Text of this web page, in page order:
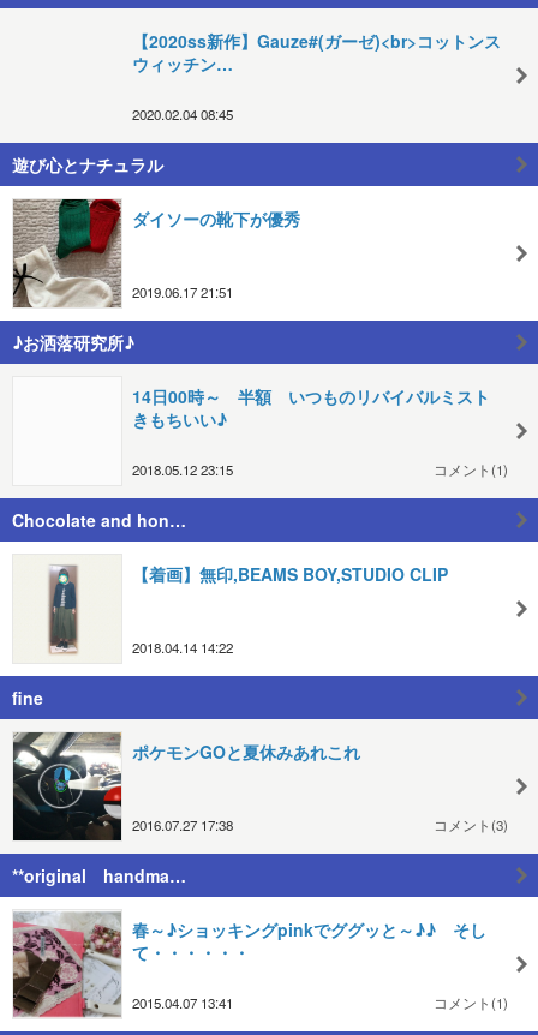
【2020ss新作】Gauze#(ガーゼ)<br>コットンス
ウィッチン…
2020.02.04 08:45
遊び心とナチュラル
ダイソーの靴下が優秀
2019.06.17 21:51
♪お洒落研究所♪
14日00時～ 半額 いつものリバイバルミスト
きもちいい♪
2018.05.12 23:15 コメント(1)
Chocolate and hon…
【着画】無印,BEAMS BOY,STUDIO CLIP
2018.04.14 14:22
fine
ポケモンGOと夏休みあれこれ
2016.07.27 17:38 コメント(3)
**original handma…
春～♪ショッキングpinkでググッと～♪♪ そし
て・・・・・・
2015.04.07 13:41 コメント(1)